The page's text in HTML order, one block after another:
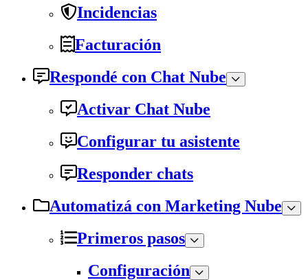
Incidencias
Facturación
Respondé con Chat Nube
Activar Chat Nube
Configurar tu asistente
Responder chats
Automatizá con Marketing Nube
Primeros pasos
Configuración